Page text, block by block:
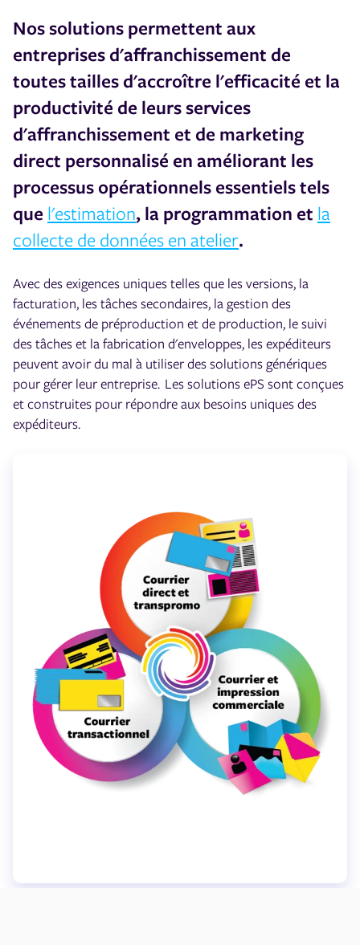
Nos solutions permettent aux
entreprises d'affranchissement de
toutes tailles d'accroître l'efficacité et la
productivité de leurs services
d'affranchissement et de marketing
direct personnalisé en améliorant les
processus opérationnels essentiels tels
que l'estimation, la programmation et la
collecte de données en atelier.
Avec des exigences uniques telles que les versions, la
facturation, les tâches secondaires, la gestion des
événements de préproduction et de production, le suivi
des tâches et la fabrication d'enveloppes, les expéditeurs
peuvent avoir du mal à utiliser des solutions génériques
pour gérer leur entreprise. Les solutions ePS sont conçues
et construites pour répondre aux besoins uniques des
expéditeurs.